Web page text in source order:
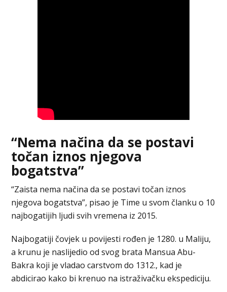
“Nema načina da se postavi
točan iznos njegova
bogatstva”
“Zaista nema načina da se postavi točan iznos
njegova bogatstva”, pisao je Time u svom članku o 10
najbogatijih ljudi svih vremena iz 2015.
Najbogatiji čovjek u povijesti rođen je 1280. u Maliju,
a krunu je naslijedio od svog brata Mansua Abu-
Bakra koji je vladao carstvom do 1312., kad je
abdicirao kako bi krenuo na istraživačku ekspediciju.